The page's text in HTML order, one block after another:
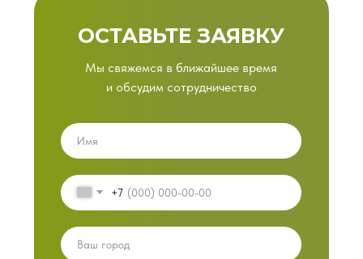
ОСТАВЬТЕ ЗАЯВКУ
Мы свяжемся в ближайшее время
и обсудим сотрудничество
+7